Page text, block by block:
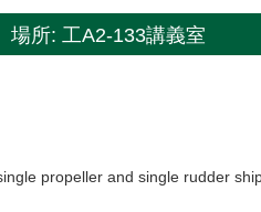
所: 工A2-133講義室
propeller and single rudder